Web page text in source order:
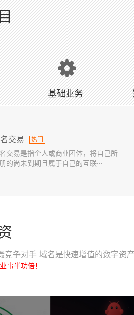
基础业务
交易 热门
交易是指个人或商业团体，将自己所
的尚未到期且属于自己的互联···
争对手 域名是快速增值的数字资产
事半功倍！